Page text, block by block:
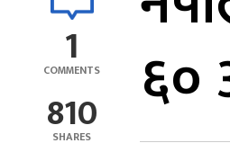
1
COMMENTS
810
SHARES
६०